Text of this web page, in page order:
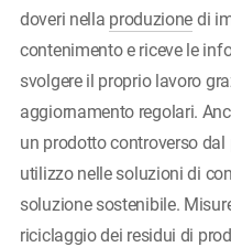
doveri nella produzione di
contenimento e riceve le
svolgere il proprio lavoro
aggiornamento regolari.
un prodotto controverso
utilizzo nelle soluzioni di
soluzione sostenibile.
riciclaggio dei residui di